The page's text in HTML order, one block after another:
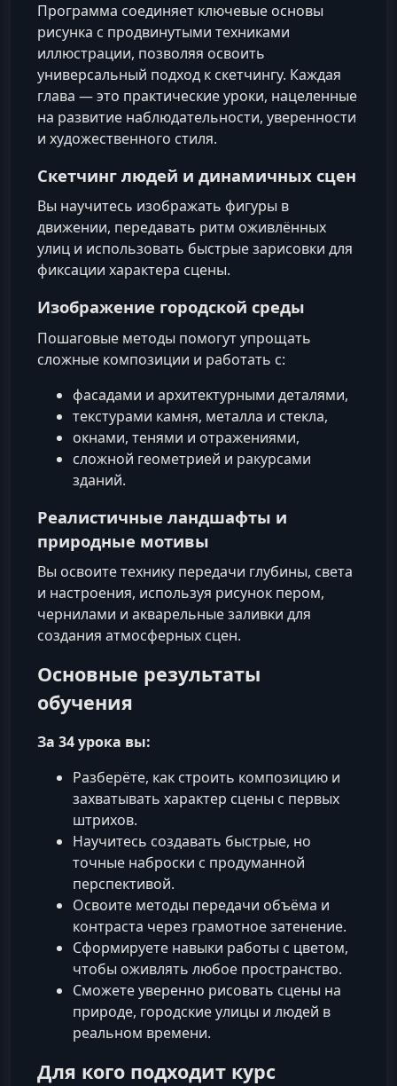
Программа соединяет ключевые основы
рисунка с продвинутыми техниками
иллюстрации, позволяя освоить
универсальный подход к скетчингу. Каждая
глава — это практические уроки, нацеленные
на развитие наблюдательности, уверенности
и художественного стиля.
Скетчинг людей и динамичных сцен
Вы научитесь изображать фигуры в
движении, передавать ритм оживлённых
улиц и использовать быстрые зарисовки для
фиксации характера сцены.
Изображение городской среды
Пошаговые методы помогут упрощать
сложные композиции и работать с:
фасадами и архитектурными деталями,
текстурами камня, металла и стекла,
окнами, тенями и отражениями,
сложной геометрией и ракурсами
зданий.
Реалистичные ландшафты и
природные мотивы
Вы освоите технику передачи глубины, света
и настроения, используя рисунок пером,
чернилами и акварельные заливки для
создания атмосферных сцен.
Основные результаты
обучения
За 34 урока вы:
Разберёте, как строить композицию и
захватывать характер сцены с первых
штрихов.
Научитесь создавать быстрые, но
точные наброски с продуманной
перспективой.
Освоите методы передачи объёма и
контраста через грамотное затенение.
Сформируете навыки работы с цветом,
чтобы оживлять любое пространство.
Сможете уверенно рисовать сцены на
природе, городские улицы и людей в
реальном времени.
Для кого подходит курс